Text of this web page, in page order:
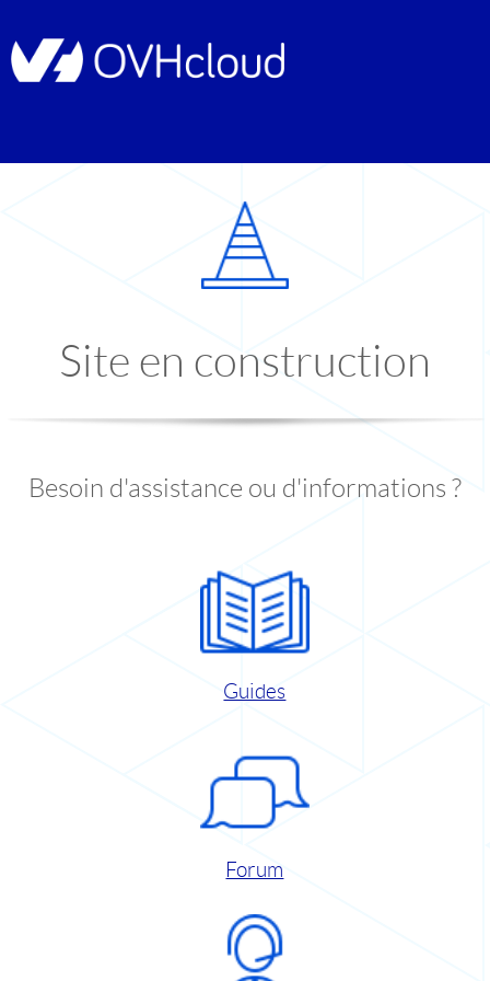
Site en construction
Besoin d'assistance ou d'informations ?
Guides
Forum